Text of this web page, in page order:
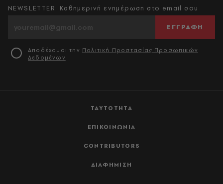
ΤΑΥΤΟΤΗΤΑ
ΕΠΙΚΟΙΝΩΝΙΑ
CONTRIBUTORS
ΔΙΑΦΗΜΙΣΗ
NEWSLETTER: Καθημερινή ενημέρωση στο email σου
ΕΓΓΡΑΦΗ
Αποδέχομαι την Πολιτική Προστασίας Προσωπικών
Δεδομένων